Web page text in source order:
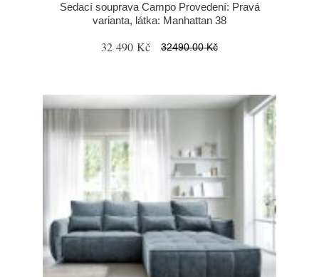
Sedací souprava Campo Provedení: Pravá
varianta, látka: Manhattan 38
32 490 Kč 32490.00 Kč